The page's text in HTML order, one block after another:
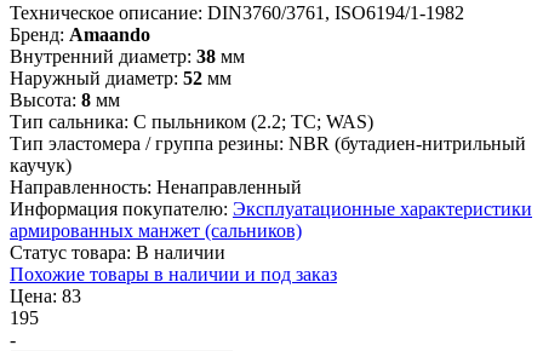
Техническое описание: DIN3760/3761, ISO6194/1-1982
Бренд: Amaando
Внутренний диаметр: 38 мм
Наружный диаметр: 52 мм
Высота: 8 мм
Тип сальника: C пыльником (2.2; ТС; WAS)
Тип эластомера / группа резины: NBR (бутадиен-нитрильный
каучук)
Направленность: Ненаправленный
Информация покупателю: Эксплуатационные характеристики
армированных манжет (сальников)
Статус товара: В наличии
Похожие товары в наличии и под заказ
Цена: 83
195
-